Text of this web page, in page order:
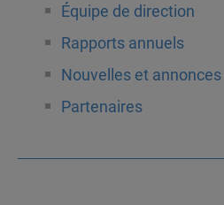
Équipe de direction
Rapports annuels
Nouvelles et annonces
Partenaires